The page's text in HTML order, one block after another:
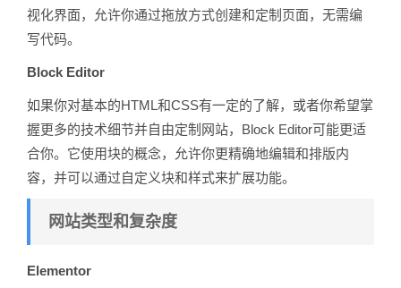
视化界面，允许你通过拖放方式创建和定制页面，无需编
写代码。
Block Editor
如果你对基本的HTML和CSS有一定的了解，或者你希望掌
握更多的技术细节并自由定制网站，Block Editor可能更适
合你。它使用块的概念，允许你更精确地编辑和排版内
容，并可以通过自定义块和样式来扩展功能。
网站类型和复杂度
Elementor